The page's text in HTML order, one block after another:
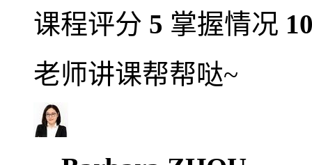
课程评分 5 掌握情况
老师讲课帮帮哒~